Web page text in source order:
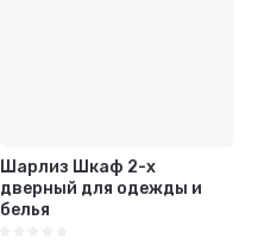
Шарлиз Шкаф 2-х
дверный для одежды и
белья